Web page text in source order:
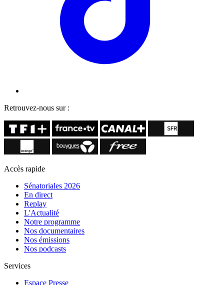
Retrouvez-nous sur :
Accès rapide
Sénatoriales 2026
En direct
Replay
L'Actualité
Notre programme
Nos documentaires
Nos émissions
Nos podcasts
Services
Espace Presse